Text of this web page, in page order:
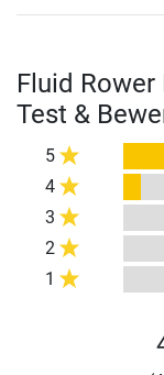
Fluid
Test &
5
4
3
2
1